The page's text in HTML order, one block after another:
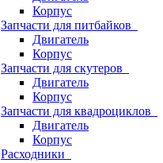
Корпус
Запчасти для питбайков
Двигатель
Корпус
Запчасти для скутеров
Двигатель
Корпус
Запчасти для квадроциклов
Двигатель
Корпус
Расходники